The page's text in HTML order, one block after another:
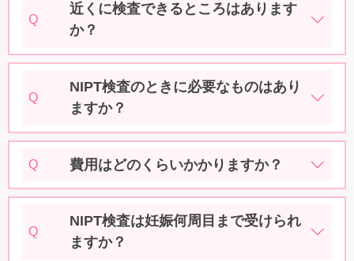
Q
近くに検査できるところはあります
か？
Q
NIPT検査のときに必要なものはあり
ますか？
Q 費用はどのくらいかかりますか？
Q
NIPT検査は妊娠何周目まで受けられ
ますか？